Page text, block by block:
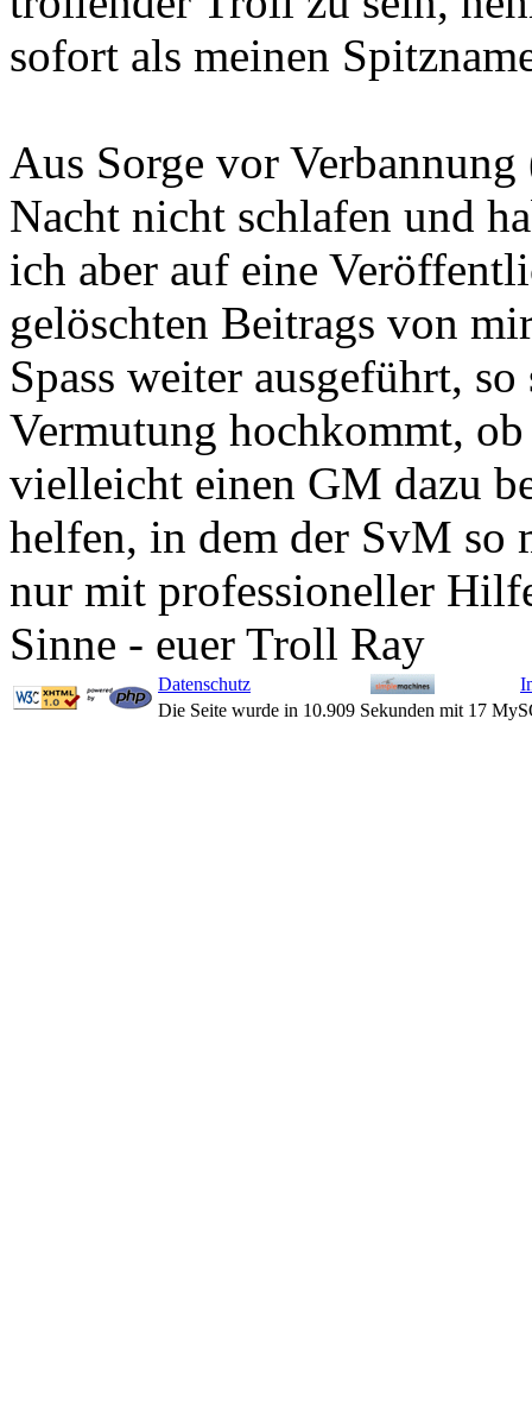
sofort als meinen
Aus Sorge vor
Nacht nicht schlafen und
ich aber auf eine
gelöschten Beitrags von
Spass weiter ausgeführt,
Vermutung hochkommt,
vielleicht einen GM dazu
helfen, in dem der SvM so
nur mit professioneller
Sinne - euer Troll Ray
Datenschutz
Die Seite wurde in 10.909 Sekunden mit 17